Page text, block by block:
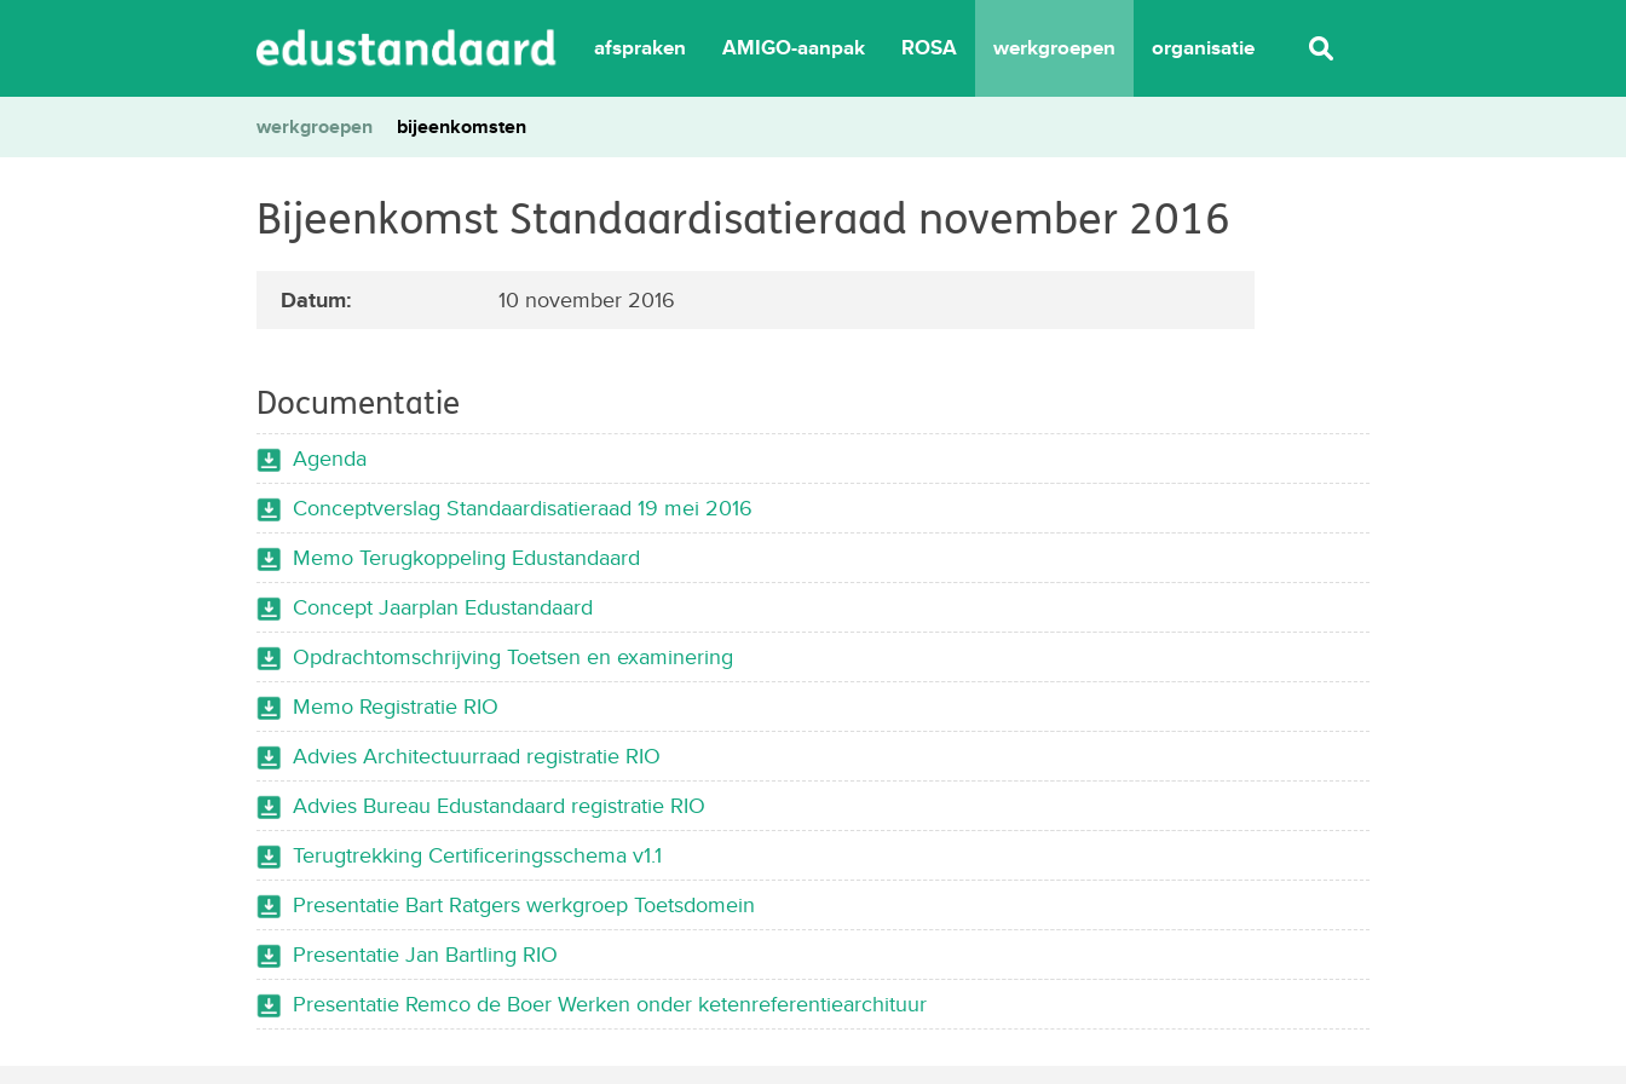
afspraken AMIGO-aanpak ROSA werkgroepen organisatie
werkgroepen bijeenkomsten
Bijeenkomst Standaardisatieraad november 2016
Datum: 10 november 2016
Documentatie
Agenda
Conceptverslag Standaardisatieraad 19 mei 2016
Memo Terugkoppeling Edustandaard
Concept Jaarplan Edustandaard
Opdrachtomschrijving Toetsen en examinering
Memo Registratie RIO
Advies Architectuurraad registratie RIO
Advies Bureau Edustandaard registratie RIO
Terugtrekking Certificeringsschema v1.1
Presentatie Bart Ratgers werkgroep Toetsdomein
Presentatie Jan Bartling RIO
Presentatie Remco de Boer Werken onder ketenreferentiearchituur